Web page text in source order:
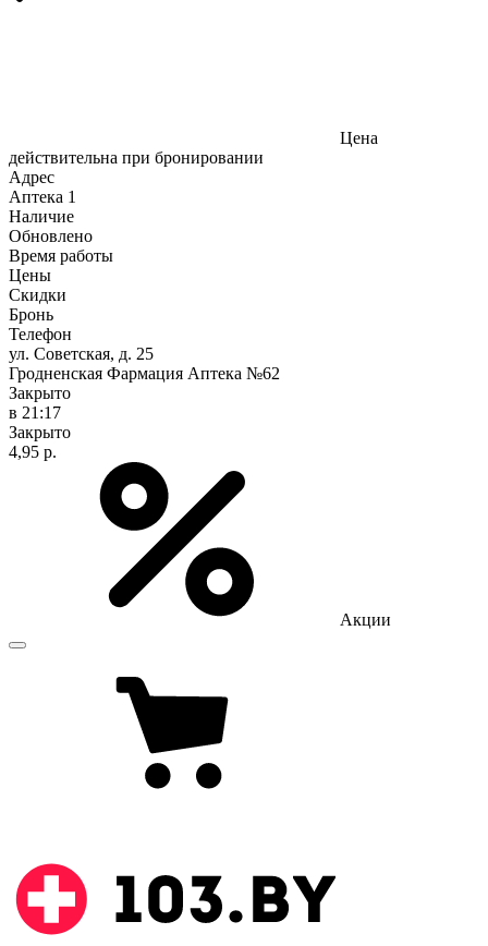
Цена
действительна при бронировании
Адрес
Аптека 1
Наличие
Обновлено
Время работы
Цены
Скидки
Бронь
Телефон
ул. Советская, д. 25
Гродненская Фармация Аптека №62
Закрыто
в 21:17
Закрыто
4,95 р.
Акции